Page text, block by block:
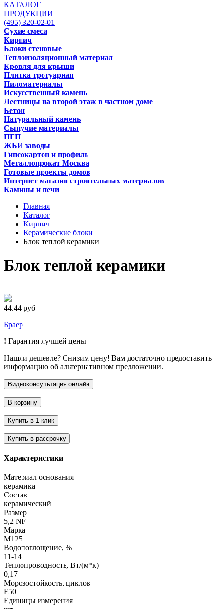
КАТАЛОГ
ПРОДУКЦИИ
(495) 320-02-01
Сухие смеси
Кирпич
Блоки стеновые
Теплоизоляционный материал
Кровля для крыши
Плитка тротуарная
Пиломатериалы
Искусственный камень
Лестницы на второй этаж в частном доме
Бетон
Натуральный камень
Сыпучие материалы
ПГП
ЖБИ заводы
Гипсокартон и профиль
Металлопрокат Москва
Готовые проекты домов
Интернет магазин строительных материалов
Камины и печи
Главная
Каталог
Кирпич
Керамические блоки
Блок теплой керамики
Блок теплой керамики
44.44 руб
Браер
! Гарантия лучшей цены
Нашли дешевле? Снизим цену! Вам достаточно предоставить
информацию об альтернативном предложении.
Характеристики
Материал основания
керамика
Состав
керамический
Размер
5,2 NF
Марка
М125
Водопоглощение, %
11-14
Теплопроводность, Вт/(м*к)
0,17
Морозостойкость, циклов
F50
Единицы измерения